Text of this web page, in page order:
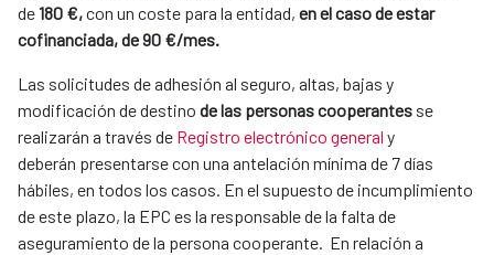
de 180 €,con un coste para la entidad, en el caso de estar
cofinanciada, de 90 €/mes.
Las solicitudes de adhesión al seguro, altas, bajas y
modificación de destino de las personas cooperantes se
realizarán a través de Registro electrónico general y
deberán presentarse con una antelación mínima de 7 días
hábiles, en todos los casos. En el supuesto de incumplimiento
de este plazo, la EPC es la responsable de la falta de
aseguramiento de la persona cooperante. En relación a